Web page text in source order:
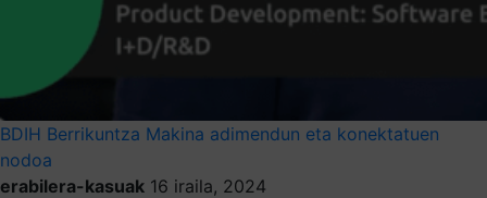
BDIH Berrikuntza Makina adimendun eta konektatuen
nodoa
erabilera-kasuak 16 iraila, 2024